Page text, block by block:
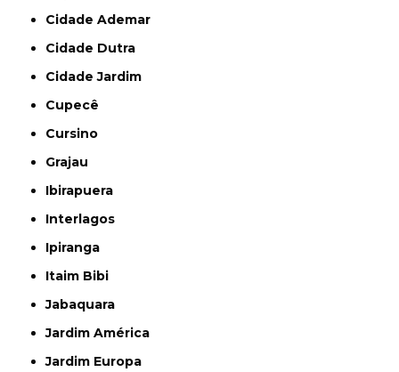
Cidade Ademar
Cidade Dutra
Cidade Jardim
Cupecê
Cursino
Grajau
Ibirapuera
Interlagos
Ipiranga
Itaim Bibi
Jabaquara
Jardim América
Jardim Europa